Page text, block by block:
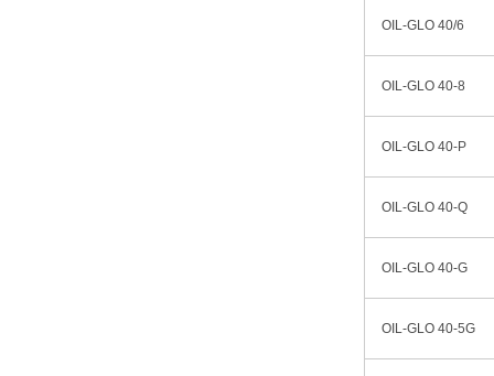
OIL-GLO 40/6
OIL-GLO 40-8
OIL-GLO 40-P
OIL-GLO 40-Q
OIL-GLO 40-G
OIL-GLO 40-5G